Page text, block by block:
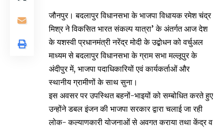
जौनपुर। बदलापुर विधानसभा के भाजपा विधायक रमेश चंद्र
मिश्र ने विकसित भारत संकल्प यात्रा’ के अंतर्गत आज देश
के यशस्वी प्रधानमंत्री नरेंद्र मोदी के उद्बोधन को वर्चुअल
माध्यम से बदलापुर विधानसभा के ग्राम सभा मल्लूपुर के
अंदीपुर में, भाजपा पदाधिकारियों एवं कार्यकर्ताओं और
स्थानीय ग्रामीणों के साथ सुना।
इस अवसर पर उपस्थित बहनों-भाइयों को सम्बोधित करते हुए
उन्होंने डबल इंजन की भाजपा सरकार द्वारा चलाई जा रही
लोक- कल्याणकारी योजनाओं से अवगत कराया तथा केंद्र व